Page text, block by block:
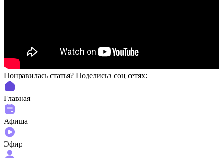
Понравилась статья? Поделиcьв соц сетях:
Главная
Афиша
Эфир